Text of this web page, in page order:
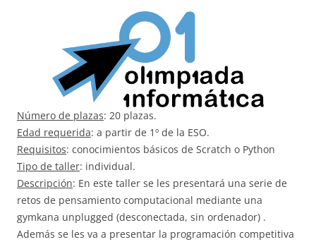
Número de plazas: 20 plazas.
Edad requerida: a partir de 1º de la ESO.
Requisitos: conocimientos básicos de Scratch o Python
Tipo de taller: individual.
Descripción: En este taller se les presentará una serie de
retos de pensamiento computacional mediante una
gymkana unplugged (desconectada, sin ordenador) .
Además se les va a presentar la programación competitiva